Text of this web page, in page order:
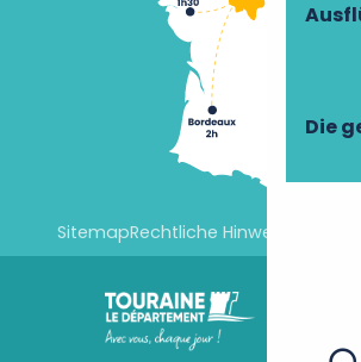
Die
SitemapRechtliche Hinweise